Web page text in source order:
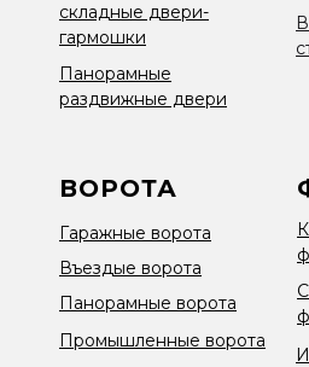
складные двери-
гармошки
Панорамные
раздвижные двери
ВОРОТА
Промышленные ворота
Панорамные ворота
Гаражные ворота
Въездые ворота